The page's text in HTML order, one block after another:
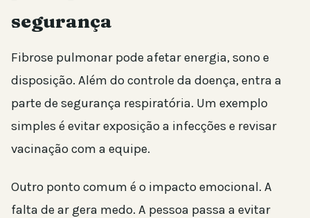
segurança
Fibrose pulmonar pode afetar energia, sono e
disposição. Além do controle da doença, entra a
parte de segurança respiratória. Um exemplo
simples é evitar exposição a infecções e revisar
vacinação com a equipe.
Outro ponto comum é o impacto emocional. A
falta de ar gera medo. A pessoa passa a evitar